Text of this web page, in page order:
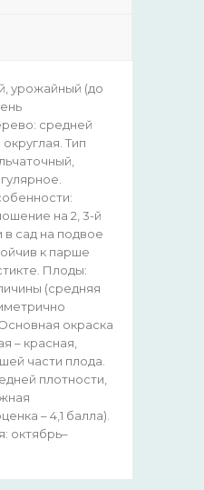
урожайный (до
средней
Тип
на 2, 3-й
в сад на подвое
к парше
Плоды:
(средняя
окраска
– красная,
части плода.
плотности,
– 4,1 балла).
октябрь–